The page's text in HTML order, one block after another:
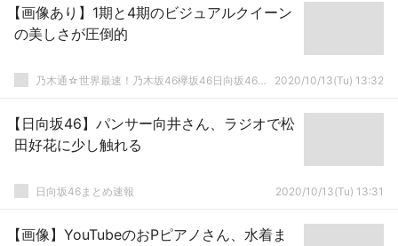
【画像あり】1期と4期のビジュアルクイーン
の美しさが圧倒的
乃木通☆世界最速！乃木坂46欅坂46日向坂46速報まとめ 2020/10/13(Tu) 13:32
【日向坂46】パンサー向井さん、ラジオで松
田好花に少し触れる
日向坂46まとめ速報 2020/10/13(Tu) 13:31
【画像】YouTubeのおPピアノさん、水着ま